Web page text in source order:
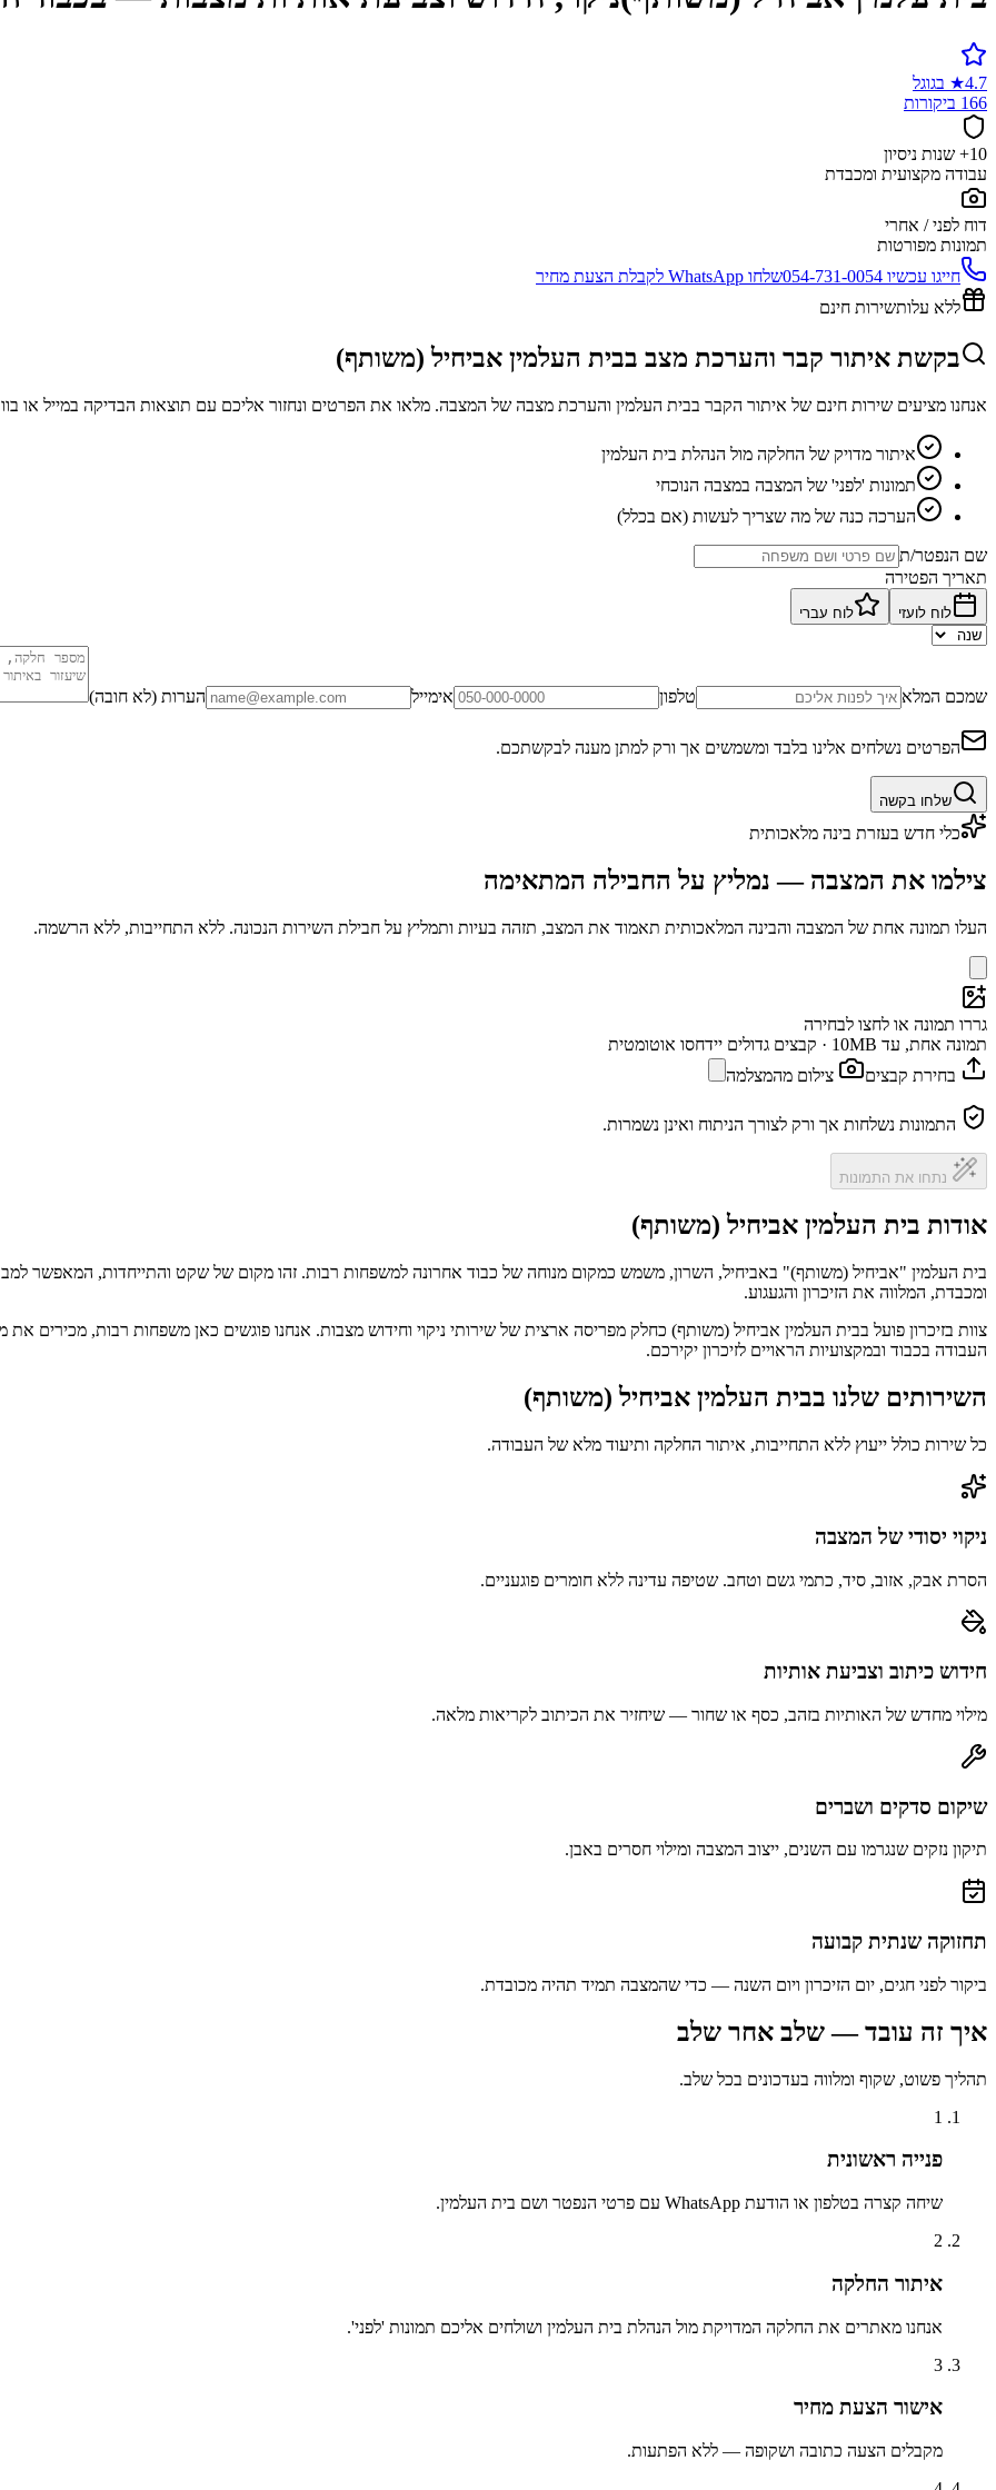
4.7
★ בגוגל
166 ביקורות
10+ שנות ניסיון
עבודה מקצועית ומכבדת
דוח לפני / אחרי
תמונות מפורטות
חייגו עכשיו 054-731-0054שלחו WhatsApp לקבלת הצעת מחיר
ללא עלותשירות חינם
בקשת איתור קבר והערכת מצב בבית העלמין אביחיל (משותף)
אנחנו מציעים שירות חינם של איתור הקבר בבית העלמין והערכת מצבה של המצבה. מלאו את הפרטים ונחזור אליכם עם תוצאות הבדיקה במייל או
איתור מדויק של החלקה מול הנהלת בית העלמין
תמונות 'לפני' של המצבה במצבה הנוכחי
הערכה כנה של מה שצריך לעשות (אם בכלל)
שם הנפטר/ת
תאריך הפטירה
לוח לועזי לוח עברי
שמכם המלא טלפון אימייל הערות (לא חובה)
הפרטים נשלחים אלינו בלבד ומשמשים אך ורק למתן מענה לבקשתכם.
שלחו בקשה
כלי חדש בעזרת בינה מלאכותית
צילמו את המצבה — נמליץ על החבילה המתאימה
העלו תמונה אחת של המצבה והבינה המלאכותית תאמוד את המצב, תזהה בעיות ותמליץ על חבילת השירות הנכונה. ללא התחייבות, ללא הרשמה.
גררו תמונה או לחצו לבחירה
תמונה אחת, עד 10MB · קבצים גדולים יידחסו אוטומטית
בחירת קבצים
צילום מהמצלמה
התמונות נשלחות אך ורק לצורך הניתוח ואינן נשמרות.
נתחו את התמונות
אודות בית העלמין אביחיל (משותף)
בית העלמין "אביחיל (משותף)" באביחיל, השרון, משמש כמקום מנוחה של כבוד אחרונה למשפחות רבות. זהו מקום של שקט והתייחדות, המאפשר
ומכבדת, המלווה את הזיכרון והגעגוע.
צוות בזיכרון פועל בבית העלמין אביחיל (משותף) כחלק מפריסה ארצית של שירותי ניקוי וחידוש מצבות. אנחנו פוגשים כאן משפחות רבות,
העבודה בכבוד ובמקצועיות הראויים לזיכרון יקירכם.
השירותים שלנו בבית העלמין אביחיל (משותף)
כל שירות כולל ייעוץ ללא התחייבות, איתור החלקה ותיעוד מלא של העבודה.
ניקוי יסודי של המצבה
הסרת אבק, אזוב, סיד, כתמי גשם וטחב. שטיפה עדינה ללא חומרים פוגעניים.
חידוש כיתוב וצביעת אותיות
מילוי מחדש של האותיות בזהב, כסף או שחור — שיחזיר את הכיתוב לקריאות מלאה.
שיקום סדקים ושברים
תיקון נזקים שנגרמו עם השנים, ייצוב המצבה ומילוי חסרים באבן.
תחזוקה שנתית קבועה
ביקור לפני חגים, יום הזיכרון ויום השנה — כדי שהמצבה תמיד תהיה מכובדת.
איך זה עובד — שלב אחר שלב
תהליך פשוט, שקוף ומלווה בעדכונים בכל שלב.
1
פנייה ראשונית
שיחה קצרה בטלפון או הודעת WhatsApp עם פרטי הנפטר ושם בית העלמין.
2
איתור החלקה
אנחנו מאתרים את החלקה המדויקת מול הנהלת בית העלמין ושולחים אליכם תמונות 'לפני'.
3
אישור הצעת מחיר
מקבלים הצעה כתובה ושקופה — ללא הפתעות.